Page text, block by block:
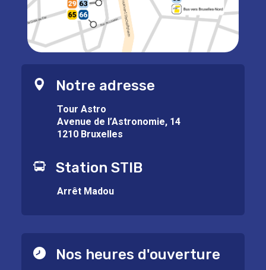
Notre adresse
Tour Astro
Avenue de l’Astronomie, 14
1210 Bruxelles
Station STIB
Arrêt Madou
Nos heures d'ouverture